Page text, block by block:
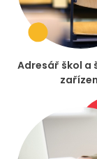
Adresář škol a